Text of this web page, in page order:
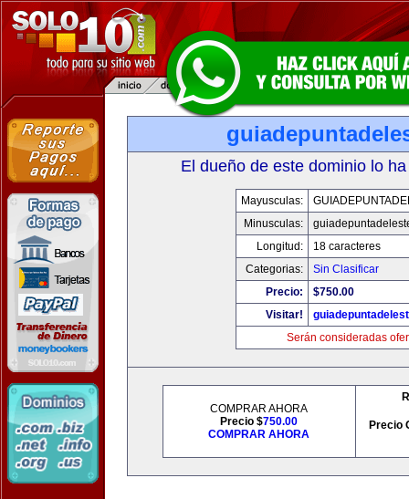
El dueño de este dominio lo
Mayusculas:
Minusculas:
Longitud:
18 caracteres
Categorias:
Sin Clasificar
Precio:
$750.00
Visitar!
Serán consideradas
COMPRAR AHORA
Precio $750.00
COMPRAR AHORA
Precio